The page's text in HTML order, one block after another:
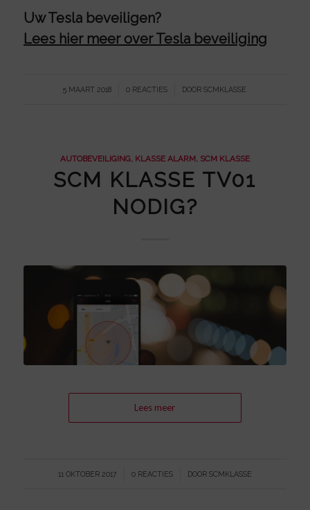
Uw Tesla beveiligen?
Lees hier meer over Tesla beveiliging
5 MAART 2018
/ 0 REACTIES
/ DOORSCMKLASSE
AUTOBEVEILIGING, KLASSE ALARM, SCM KLASSE
SCM KLASSE TV01
NODIG?
Lees meer
11 OKTOBER 2017
/ 0 REACTIES
/ DOOR SCMKLASSE